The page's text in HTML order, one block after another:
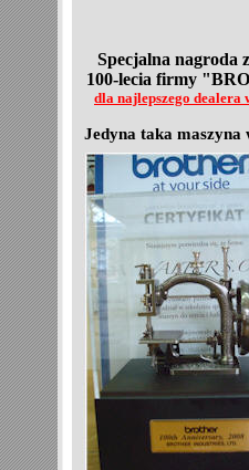
Specjalna nagroda
100-lecia firmy
dla najlepszego dealera
Jedyna taka maszyna